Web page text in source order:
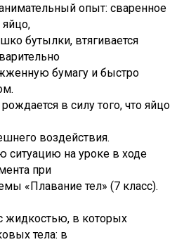
опыт: сваренное
бутылки, втягивается
бумагу и быстро
в силу того, что яйцо
воздействия.
ситуацию на уроке в ходе
при
«Плавание тел» (7 класс).
жидкостью, в которых
тела: в